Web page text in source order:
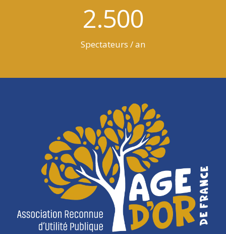
2.500
Spectateurs / an